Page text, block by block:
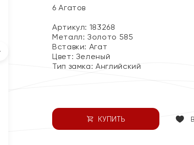
6 Агатов
Артикул: 183268
Металл:Золото 585
Вставки: Агат
Цвет: Зеленый
Тип замка:Английский
КУПИТЬ